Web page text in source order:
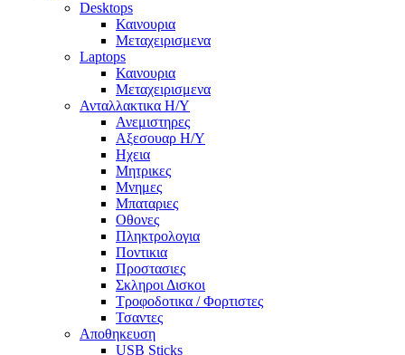
Desktops
Καινουρια
Μεταχειρισμενα
Laptops
Καινουρια
Μεταχειρισμενα
Ανταλλακτικα H/Y
Ανεμιστηρες
Αξεσουαρ Η/Υ
Ηχεια
Μητρικες
Μνημες
Μπαταριες
Οθονες
Πληκτρολογια
Ποντικια
Προστασιες
Σκληροι Δισκοι
Τροφοδοτικα / Φορτιστες
Τσαντες
Αποθηκευση
USB Sticks